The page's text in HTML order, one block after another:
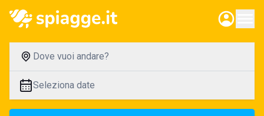
Dove vuoi andare?
Seleziona date